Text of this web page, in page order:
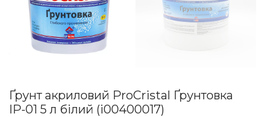
Ґрунт акриловий ProCristal Ґрунтовка
IР-01 5 л білий (i00400017)